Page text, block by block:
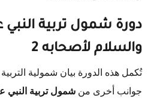
دورة شمول تربية النبي
والسلام لأصحابه 2
تُكمل هذه الدورة بيان شمولية
جوانب أخرى من شمول تربية النبي